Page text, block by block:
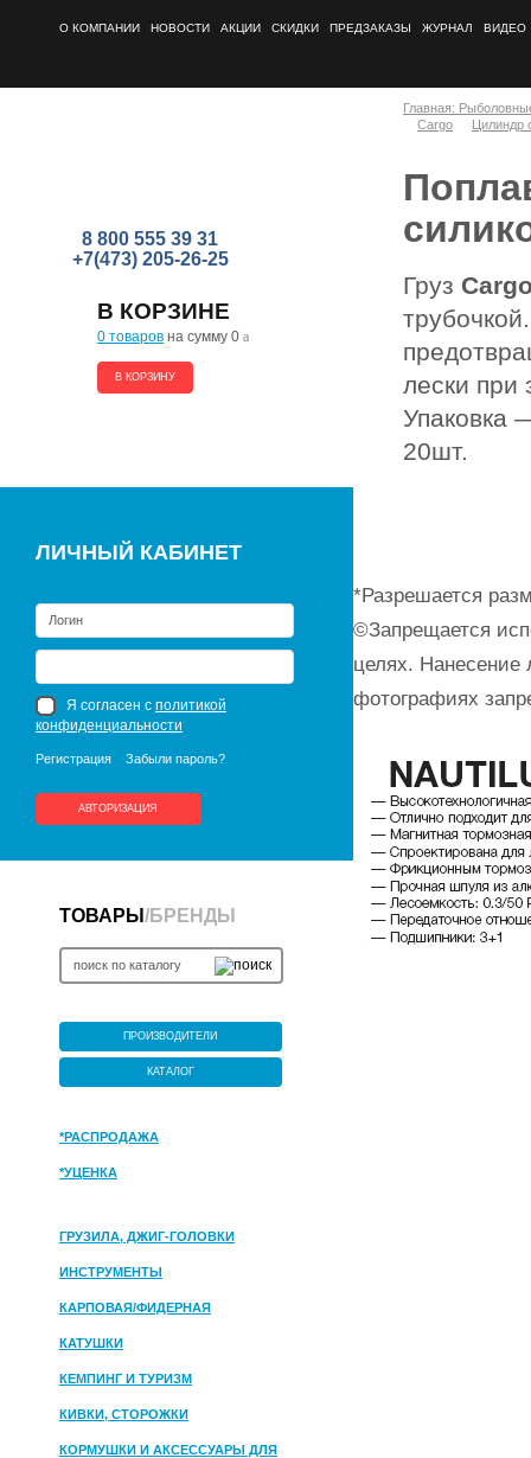
О КОМПАНИИ НОВОСТИ АКЦИИ СКИДКИ ПРЕДЗАКАЗЫ ЖУРНАЛ ВИДЕО
8 800 555 39 31
+7(473) 205-26-25
В КОРЗИНЕ
0 товаров на сумму 0 a
В КОРЗИНУ
ЛИЧНЫЙ КАБИНЕТ
Я согласен с политикой
конфиденциальности
Регистрация Забыли пароль?
АВТОРИЗАЦИЯ
ТОВАРЫ /БРЕНДЫ
ПРОИЗВОДИТЕЛИ
КАТАЛОГ
*РАСПРОДАЖА
*УЦЕНКА
ГРУЗИЛА, ДЖИГ-ГОЛОВКИ
ИНСТРУМЕНТЫ
КАРПОВАЯ/ФИДЕРНАЯ
КАТУШКИ
КЕМПИНГ И ТУРИЗМ
КИВКИ, СТОРОЖКИ
КОРМУШКИ И АКСЕССУАРЫ ДЛЯ
Главная:
Cargo
Цилиндр
Груз
лески при
Упаковка
20шт.
*Разрешается
©Запрещается
целях. Нанесение
фотографиях